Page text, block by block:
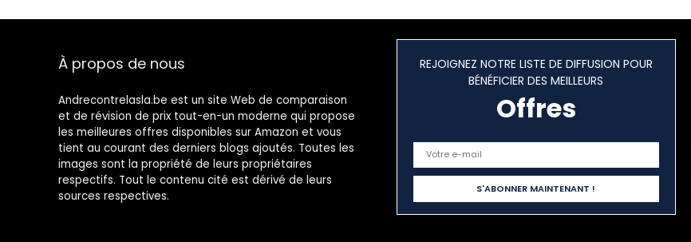
À propos de nous
Andrecontrelasla.be est un site Web de comparaison
et de révision de prix tout-en-un moderne qui propose
les meilleures offres disponibles sur Amazon et vous
tient au courant des derniers blogs ajoutés. Toutes les
images sont la propriété de leurs propriétaires
respectifs. Tout le contenu cité est dérivé de leurs
sources respectives.
REJOIGNEZ NOTRE LISTE DE DIFFUSION POUR
BÉNÉFICIER DES MEILLEURS
Offres